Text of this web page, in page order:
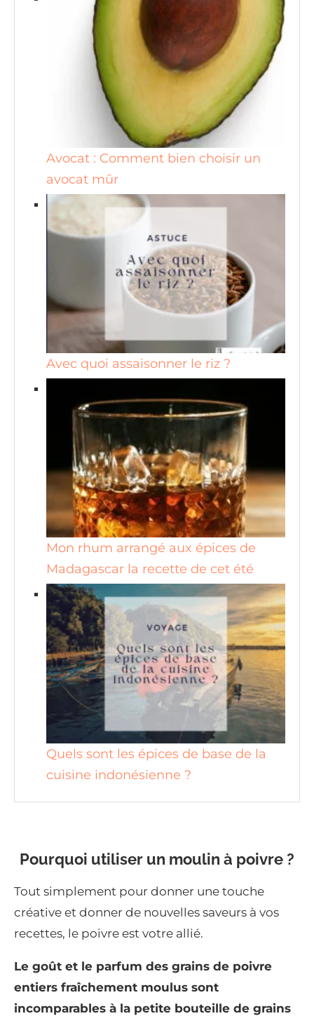
Avocat : Comment bien choisir un
avocat mûr
Avec quoi assaisonner le riz ?
Mon rhum arrangé aux épices de
Madagascar la recette de cet été
Quels sont les épices de base de la
cuisine indonésienne ?
Pourquoi utiliser un moulin à poivre ?
Tout simplement pour donner une touche
créative et donner de nouvelles saveurs à vos
recettes, le poivre est votre allié.
Le goût et le parfum des grains de poivre
entiers fraîchement moulus sont
incomparables à la petite bouteille de grains